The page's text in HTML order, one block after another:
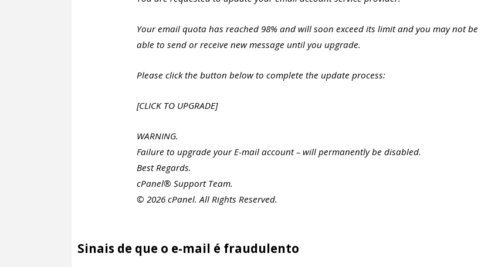
Your email quota has reached 98% and will soon exceed its limit and you may not be
able to send or receive new message until you upgrade.
Please click the button below to complete the update process:
[CLICK TO UPGRADE]
WARNING.
Failure to upgrade your E-mail account – will permanently be disabled.
Best Regards.
cPanel® Support Team.
© 2026 cPanel. All Rights Reserved.
Sinais de que o e-mail é fraudulento